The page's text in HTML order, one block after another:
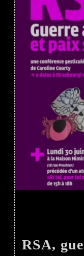
RSA,